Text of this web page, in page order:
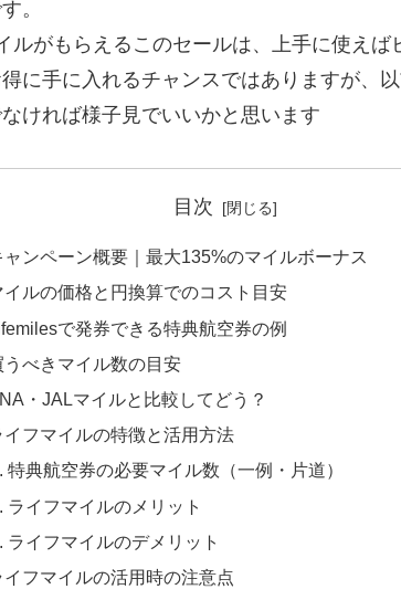
。
ルがもらえるこのセールは、上手に使えば
に手に入れるチャンスではありますが、
ければ様子見でいいかと思います
目次
ャンペーン概要｜最大135%のマイルボーナス
イルの価格と円換算でのコスト目安
で発券できる特典航空券の例
うべきマイル数の目安
・JALマイルと比較してどう？
イフマイルの特徴と活用方法
特典航空券の必要マイル数（一例・片道）
ライフマイルのメリット
ライフマイルのデメリット
イフマイルの活用時の注意点